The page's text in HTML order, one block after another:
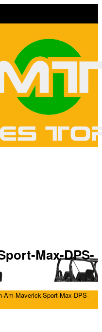
Max-DPS-
Am-Maverick-Sport-Max-DPS-